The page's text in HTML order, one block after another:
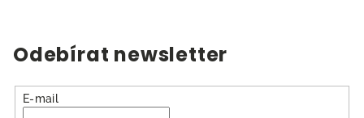
Odebírat newsletter
E-mail